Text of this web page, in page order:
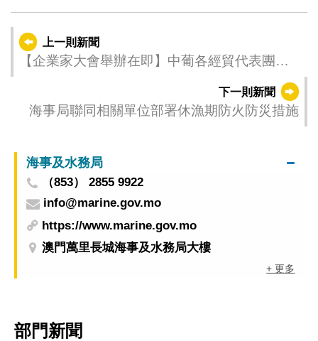
上一則新聞
【企業家大會舉辦在即】中葡各經貿代表團抵
下一則新聞
海事局聯同相關單位部署休漁期防火防災措施
海事及水務局
（853） 2855 9922
info@marine.gov.mo
https://www.marine.gov.mo
澳門萬里長城海事及水務局大樓
+ 更多
部門新聞